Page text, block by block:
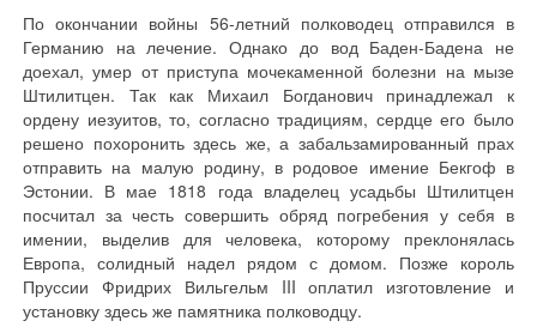
По окончании войны 56-летний полководец отправился в
Германию на лечение. Однако до вод Баден-Бадена не
доехал, умер от приступа мочекаменной болезни на мызе
Штилитцен. Так как Михаил Богданович принадлежал к
ордену иезуитов, то, согласно традициям, сердце его было
решено похоронить здесь же, а забальзамированный прах
отправить на малую родину, в родовое имение Бекгоф в
Эстонии. В мае 1818 года владелец усадьбы Штилитцен
посчитал за честь совершить обряд погребения у себя в
имении, выделив для человека, которому преклонялась
Европа, солидный надел рядом с домом. Позже король
Пруссии Фридрих Вильгельм III оплатил изготовление и
установку здесь же памятника полководцу.